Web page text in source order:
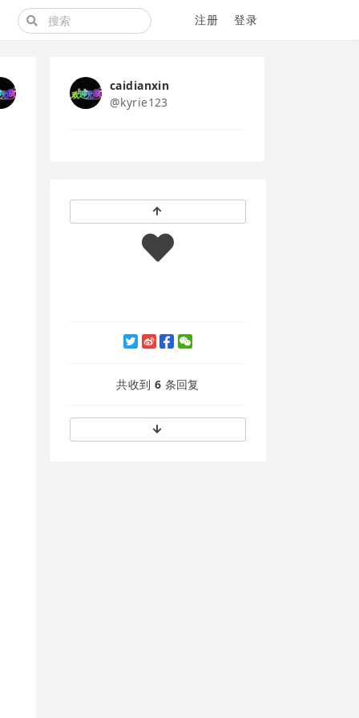
注册 登录
caidianxin
@kyrie123
共收到 6 条回复